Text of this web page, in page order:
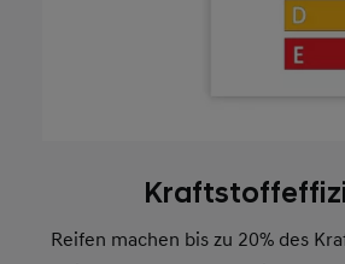
Reifen machen bis zu 20% des